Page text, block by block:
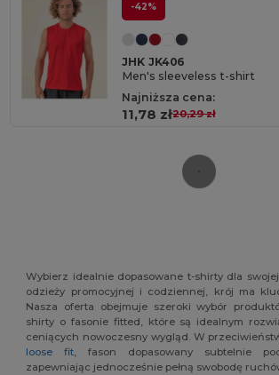
-42%
JHK JK406
Men's sleeveless t-shirt
Najniższa cena:
11,78 zł20,29 zł
Wybierz idealnie dopasowane t-shirty dla
odzieży promocyjnej i codziennej, krój ma
Nasza oferta obejmuje szeroki wybór
shirty o fasonie fitted, które są idealnym
ceniących nowoczesny wygląd. W
loose fit, fason dopasowany subtelnie
zapewniając jednocześnie pełną swobodę